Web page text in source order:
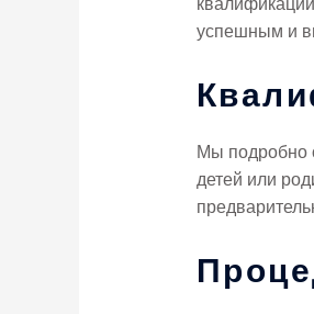
успешным и
Мы подробно
детей или